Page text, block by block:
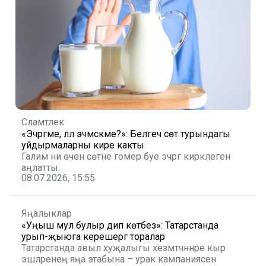
Сәламәтлек
«Эчәргәме, әллә эчмәскәме?»: Белгеч сөт турындагы
уйдырмаларны кире какты
Галим ни өчен сөтне гомер буе эчәргә кирәклеген
аңлатты.
08.07.2026, 15:55
Яңалыклар
«Уңыш мул булыр дип көтәбез»: Татарстанда
урып-җыюга керешергә торалар
Татарстанда авыл хуҗалыгы хезмәтчәннәре кыр
эшләренең яңа этабына – урак кампаниясенә